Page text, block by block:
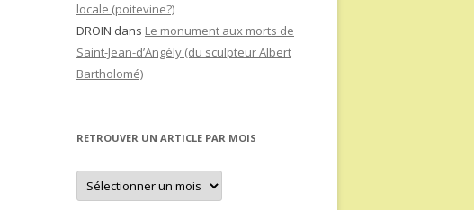
locale (poitevine?)
DROIN dans Le monument aux morts de
Saint-Jean-d’Angély (du sculpteur Albert
Bartholomé)
RETROUVER UN ARTICLE PAR MOIS
Retrouver
un
article